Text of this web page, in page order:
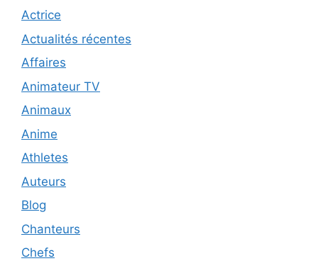
Actrice
Actualités récentes
Affaires
Animateur TV
Animaux
Anime
Athletes
Auteurs
Blog
Chanteurs
Chefs